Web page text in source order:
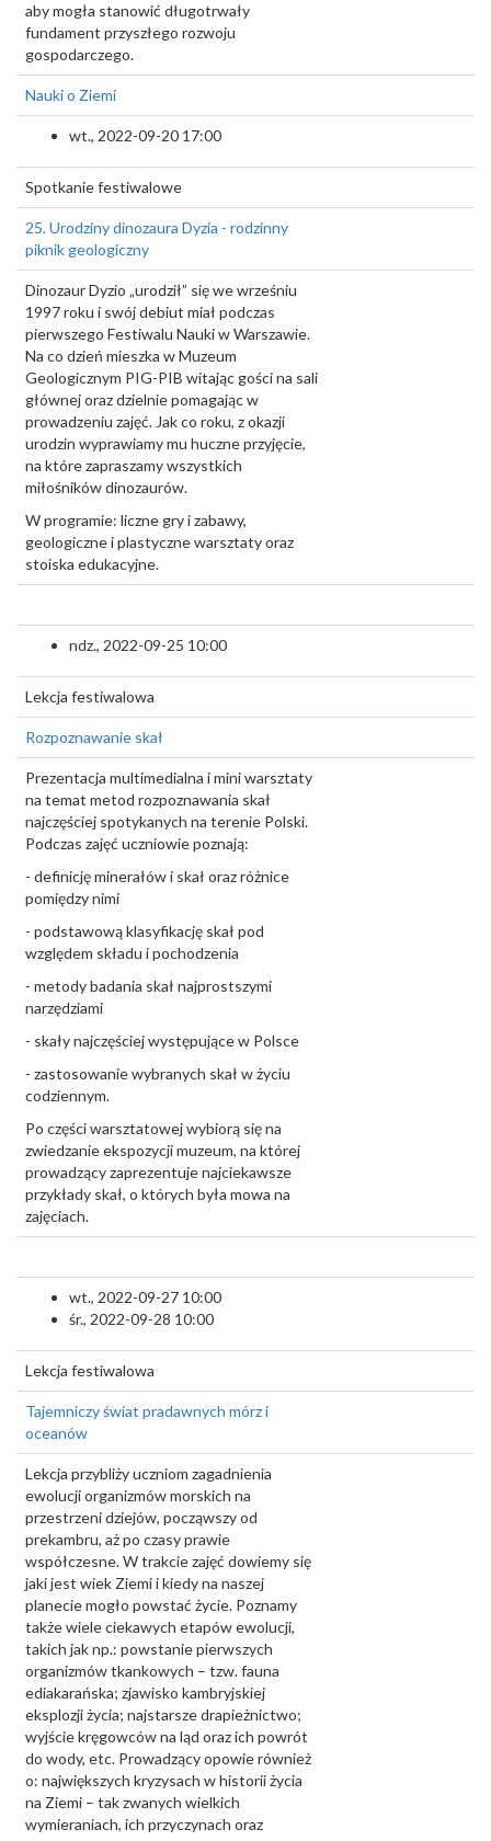
aby mogła stanowić długotrwały
fundament przyszłego rozwoju
gospodarczego.
Nauki o Ziemi
wt., 2022-09-20 17:00
Spotkanie festiwalowe
25. Urodziny dinozaura Dyzia - rodzinny
piknik geologiczny
Dinozaur Dyzio „urodził” się we wrześniu
1997 roku i swój debiut miał podczas
pierwszego Festiwalu Nauki w Warszawie.
Na co dzień mieszka w Muzeum
Geologicznym PIG-PIB witając gości na sali
głównej oraz dzielnie pomagając w
prowadzeniu zajęć. Jak co roku, z okazji
urodzin wyprawiamy mu huczne przyjęcie,
na które zapraszamy wszystkich
miłośników dinozaurów.
W programie: liczne gry i zabawy,
geologiczne i plastyczne warsztaty oraz
stoiska edukacyjne.
ndz., 2022-09-25 10:00
Lekcja festiwalowa
Rozpoznawanie skał
Prezentacja multimedialna i mini warsztaty
na temat metod rozpoznawania skał
najczęściej spotykanych na terenie Polski.
Podczas zajęć uczniowie poznają:
- definicję minerałów i skał oraz różnice
pomiędzy nimi
- podstawową klasyfikację skał pod
względem składu i pochodzenia
- metody badania skał najprostszymi
narzędziami
- skały najczęściej występujące w Polsce
- zastosowanie wybranych skał w życiu
codziennym.
Po części warsztatowej wybiorą się na
zwiedzanie ekspozycji muzeum, na której
prowadzący zaprezentuje najciekawsze
przykłady skał, o których była mowa na
zajęciach.
wt., 2022-09-27 10:00
śr., 2022-09-28 10:00
Lekcja festiwalowa
Tajemniczy świat pradawnych mórz i
oceanów
Lekcja przybliży uczniom zagadnienia
ewolucji organizmów morskich na
przestrzeni dziejów, począwszy od
prekambru, aż po czasy prawie
współczesne. W trakcie zajęć dowiemy się
jaki jest wiek Ziemi i kiedy na naszej
planecie mogło powstać życie. Poznamy
także wiele ciekawych etapów ewolucji,
takich jak np.: powstanie pierwszych
organizmów tkankowych – tzw. fauna
ediakarańska; zjawisko kambryjskiej
eksplozji życia; najstarsze drapieżnictwo;
wyjście kręgowców na ląd oraz ich powrót
do wody, etc. Prowadzący opowie również
o: największych kryzysach w historii życia
na Ziemi – tak zwanych wielkich
wymieraniach, ich przyczynach oraz